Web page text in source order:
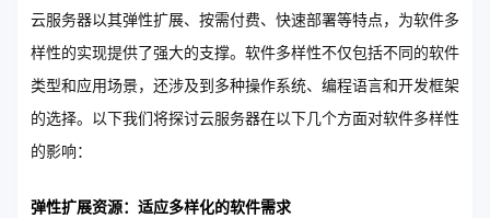
云服务器以其弹性扩展、按需付费、快速部署等特点，为软件多
样性的实现提供了强大的支撑。软件多样性不仅包括不同的软件
类型和应用场景，还涉及到多种操作系统、编程语言和开发框架
的选择。以下我们将探讨云服务器在以下几个方面对软件多样性
的影响：
弹性扩展资源：适应多样化的软件需求